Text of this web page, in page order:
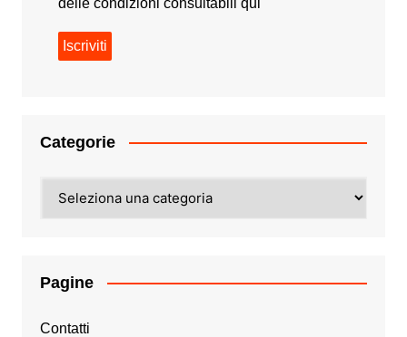
Categorie
Pagine
Contatti